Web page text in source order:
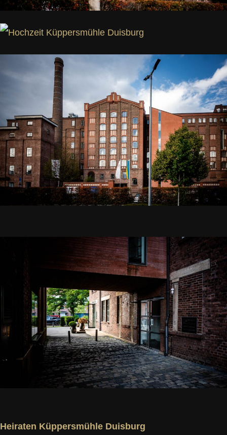
Heiraten Küppersmühle Duisburg